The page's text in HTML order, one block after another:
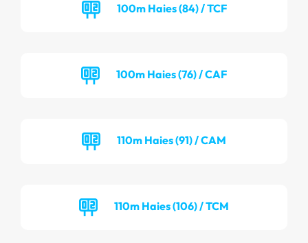
100m Haies (84) / TCF
100m Haies (76) / CAF
110m Haies (91) / CAM
110m Haies (106) / TCM